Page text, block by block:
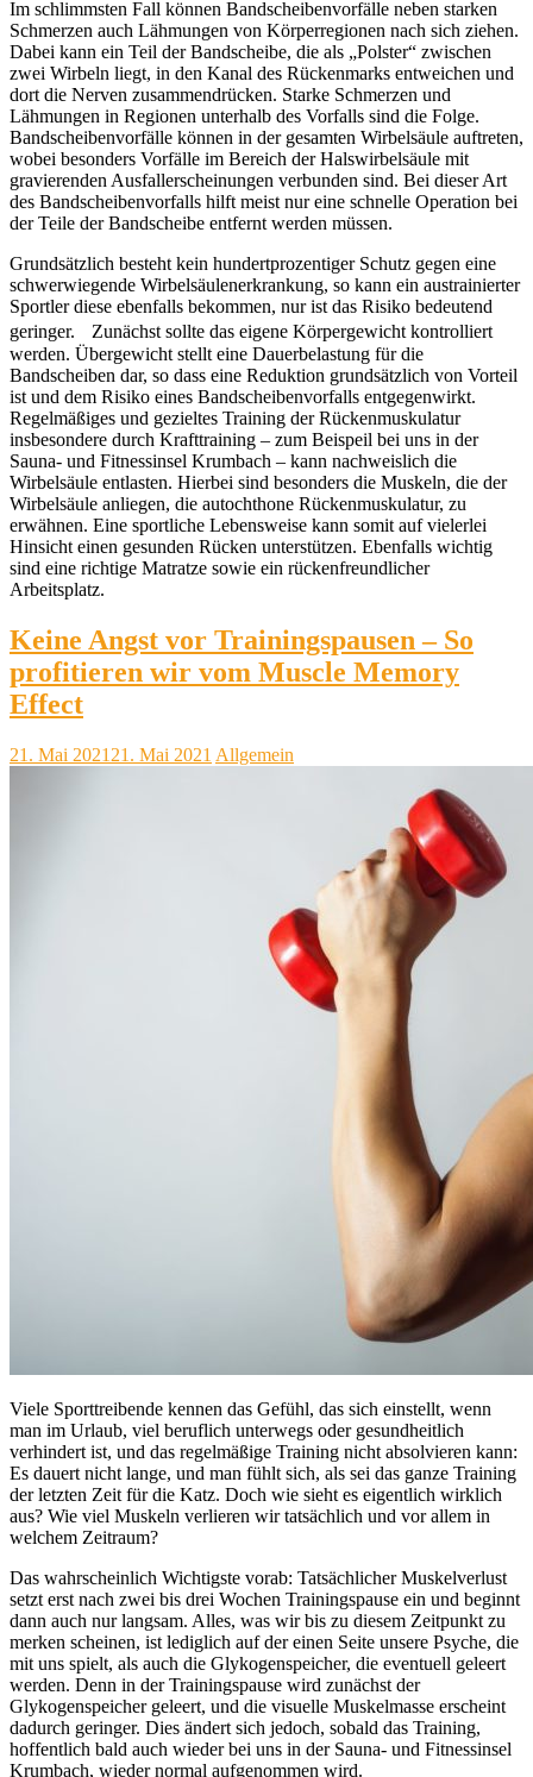
Im schlimmsten Fall können Bandscheibenvorfälle neben starken
Schmerzen auch Lähmungen von Körperregionen nach sich ziehen.
Dabei kann ein Teil der Bandscheibe, die als „Polster“ zwischen
zwei Wirbeln liegt, in den Kanal des Rückenmarks entweichen und
dort die Nerven zusammendrücken. Starke Schmerzen und
Lähmungen in Regionen unterhalb des Vorfalls sind die Folge.
Bandscheibenvorfälle können in der gesamten Wirbelsäule auftreten,
wobei besonders Vorfälle im Bereich der Halswirbelsäule mit
gravierenden Ausfallerscheinungen verbunden sind. Bei dieser Art
des Bandscheibenvorfalls hilft meist nur eine schnelle Operation bei
der Teile der Bandscheibe entfernt werden müssen.
Grundsätzlich besteht kein hundertprozentiger Schutz gegen eine
schwerwiegende Wirbelsäulenerkrankung, so kann ein austrainierter
Sportler diese ebenfalls bekommen, nur ist das Risiko bedeutend
geringer. Zunächst sollte das eigene Körpergewicht kontrolliert
werden. Übergewicht stellt eine Dauerbelastung für die
Bandscheiben dar, so dass eine Reduktion grundsätzlich von Vorteil
ist und dem Risiko eines Bandscheibenvorfalls entgegenwirkt.
Regelmäßiges und gezieltes Training der Rückenmuskulatur
insbesondere durch Krafttraining – zum Beispeil bei uns in der
Sauna- und Fitnessinsel Krumbach – kann nachweislich die
Wirbelsäule entlasten. Hierbei sind besonders die Muskeln, die der
Wirbelsäule anliegen, die autochthone Rückenmuskulatur, zu
erwähnen. Eine sportliche Lebensweise kann somit auf vielerlei
Hinsicht einen gesunden Rücken unterstützen. Ebenfalls wichtig
sind eine richtige Matratze sowie ein rückenfreundlicher
Arbeitsplatz.
Keine Angst vor Trainingspausen – So
profitieren wir vom Muscle Memory
Effect
21. Mai 2021 21. Mai 2021 Allgemein
Viele Sporttreibende kennen das Gefühl, das sich einstellt, wenn
man im Urlaub, viel beruflich unterwegs oder gesundheitlich
verhindert ist, und das regelmäßige Training nicht absolvieren kann:
Es dauert nicht lange, und man fühlt sich, als sei das ganze Training
der letzten Zeit für die Katz. Doch wie sieht es eigentlich wirklich
aus? Wie viel Muskeln verlieren wir tatsächlich und vor allem in
welchem Zeitraum?
Das wahrscheinlich Wichtigste vorab: Tatsächlicher Muskelverlust
setzt erst nach zwei bis drei Wochen Trainingspause ein und beginnt
dann auch nur langsam. Alles, was wir bis zu diesem Zeitpunkt zu
merken scheinen, ist lediglich auf der einen Seite unsere Psyche, die
mit uns spielt, als auch die Glykogenspeicher, die eventuell geleert
werden. Denn in der Trainingspause wird zunächst der
Glykogenspeicher geleert, und die visuelle Muskelmasse erscheint
dadurch geringer. Dies ändert sich jedoch, sobald das Training,
hoffentlich bald auch wieder bei uns in der Sauna- und Fitnessinsel
Krumbach, wieder normal aufgenommen wird.